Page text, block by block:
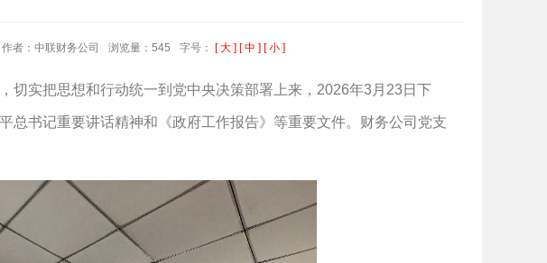
作者：中联财务公司 浏览量：545 字号： [ 大 ] [ 中 ] [ 小 ]
切实把思想和行动统一到党中央决策部署上来，2026年3月23日下
总书记重要讲话精神和《政府工作报告》等重要文件。财务公司党支